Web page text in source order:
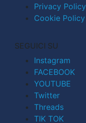
Privacy Policy
Cookie Policy
SEGUICI SU
Instagram
FACEBOOK
YOUTUBE
Twitter
Threads
TIK TOK